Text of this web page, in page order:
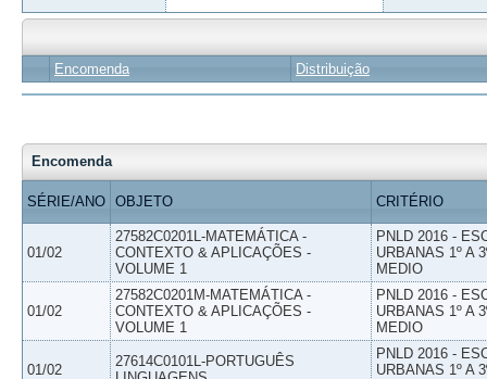
Encomenda Distribuição
Encomenda
SÉRIE/ANO OBJETO CRITÉRIO
01/02
27582C0201L-MATEMÁTICA -
CONTEXTO & APLICAÇÕES -
VOLUME 1
PNLD 2016 -
URBANAS 1º A
MEDIO
01/02
27582C0201M-MATEMÁTICA -
CONTEXTO & APLICAÇÕES -
VOLUME 1
PNLD 2016 -
URBANAS 1º A
MEDIO
01/02
27614C0101L-PORTUGUÊS
PNLD 2016 -
URBANAS 1º A